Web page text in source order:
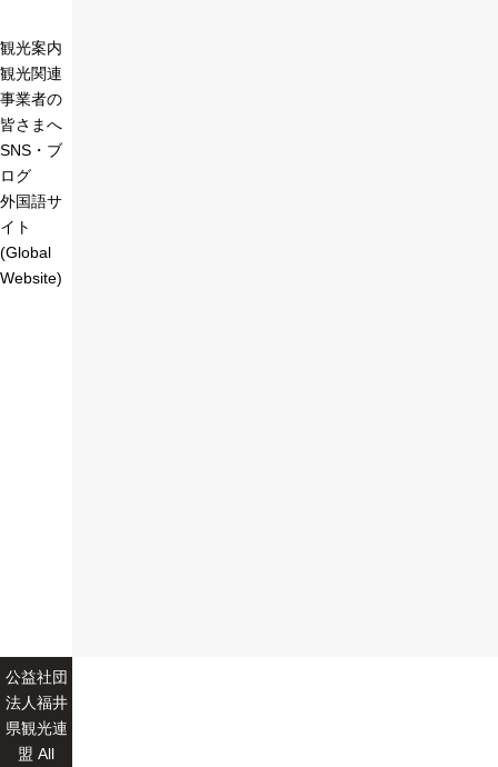
観光案内
観光関連
事業者の
皆さまへ
SNS・ブ
ログ
外国語サ
イト
(Global
Website)
公益社団
法人福井
県観光連
盟 All